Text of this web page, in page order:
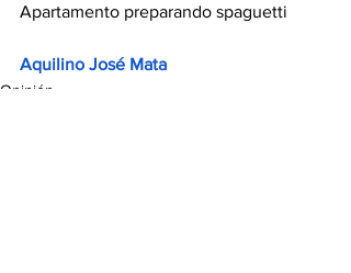
Apartamento preparando spaguetti
Aquilino José Mata
Opinión